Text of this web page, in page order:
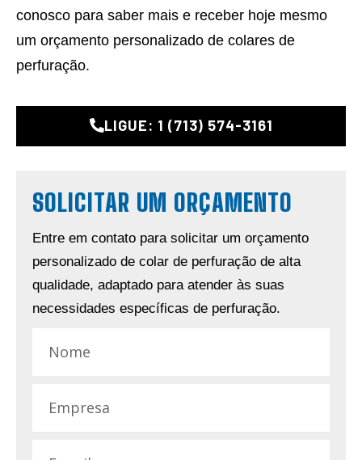
conosco para saber mais e receber hoje mesmo
um orçamento personalizado de colares de
perfuração.
LIGUE: 1 (713) 574-3161
SOLICITAR UM ORÇAMENTO
Entre em contato para solicitar um orçamento
personalizado de colar de perfuração de alta
qualidade, adaptado para atender às suas
necessidades específicas de perfuração.